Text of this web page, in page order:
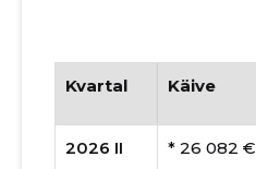
Kvartal Käive
2026 II
* 26 082 €